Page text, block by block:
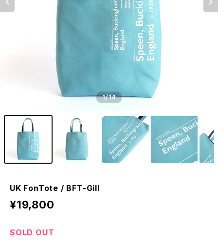
1/14
UK FonTote / BFT-Gill
¥19,800
SOLD OUT